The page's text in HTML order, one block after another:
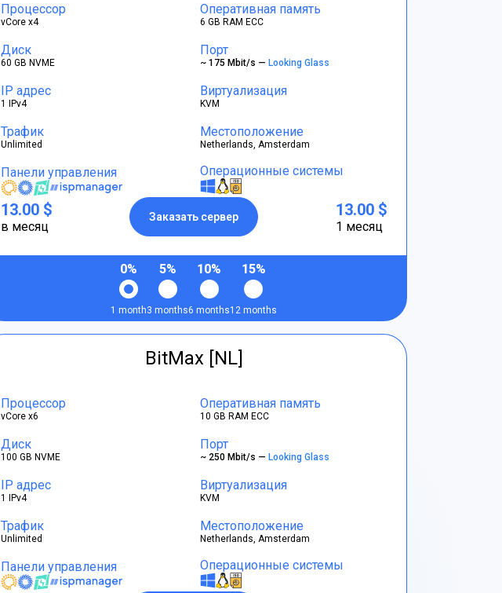
Процессор
vCore x4
Оперативная память
6 GB RAM ECC
Диск
60 GB NVME
Порт
~ 175 Mbit/s —Looking Glass
IP адрес
1 IPv4
Виртуализация
KVM
Трафик
Unlimited
Местоположение
Netherlands, Amsterdam
Панели управления Операционные системы
13.00 $
в месяц
Заказать сервер 13.00 $
1 месяц
0%
1 month
5%
3 months
10%
6 months
15%
12 months
BitMax [NL]
Процессор
vCore x6
Оперативная память
10 GB RAM ECC
Диск
100 GB NVME
Порт
~ 250 Mbit/s —Looking Glass
IP адрес
1 IPv4
Виртуализация
KVM
Трафик
Unlimited
Местоположение
Netherlands, Amsterdam
Панели управления Операционные системы